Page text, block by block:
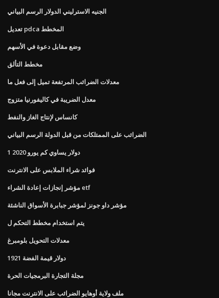
الجنيه الاسترليني الدولار الرسم البياني
تعديل pdca المخطط
وضع مقابل دعوة في الأسهم
مخطط التألق
معدلات الضرائب المرتفعة تميل إلى فعل ما
معدل الضريبة في كاليفورنيا متزوج
كانساس لإنتاج الغاز والنفط
الضرائب على الممتلكات من قبل الدولة الرسم البياني
1 دولار يساوي كم يورو 2020
فوائد شراء الملابس على الانترنت
مؤشر إنجازات إعادة الشراء etf
مؤشر داو جونز لمؤشر جبابرة الأسواق الناشئة
يتم استخدام مخطط التحكم ل
معدلات التحويل بلومبرغ
1921 دولار قيمة الفضة
مجلة التجارة البرمجيات الحرة
ملف ولاية أوهايو الضرائب على الانترنت مجانا